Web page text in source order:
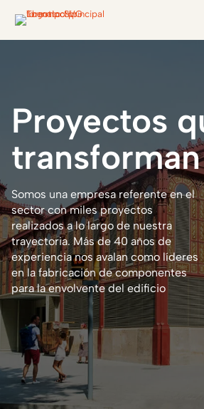
Proyectos
transforman
Somos una empresa referente en el
sector con miles proyectos
realizados a lo largo de nuestra
trayectoria. Más de 40 años de
experiencia nos avalan como líderes
en la fabricación de componentes
para la envolvente del edificio